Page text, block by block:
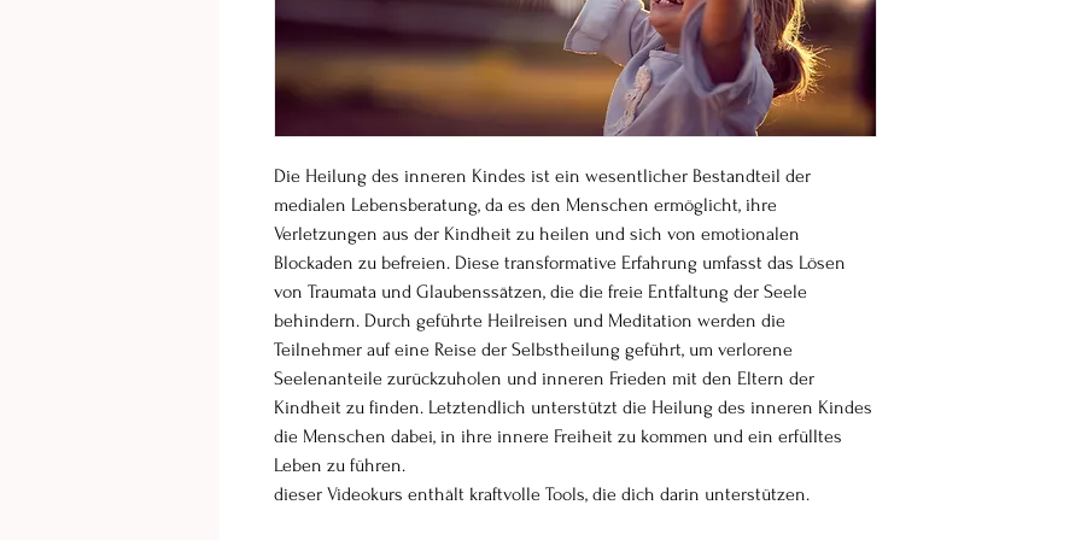
Die Heilung des inneren Kindes ist ein wesentlicher Bestandteil der
medialen Lebensberatung, da es den Menschen ermöglicht, ihre
Verletzungen aus der Kindheit zu heilen und sich von emotionalen
Blockaden zu befreien. Diese transformative Erfahrung umfasst das Lösen
von Traumata und Glaubenssätzen, die die freie Entfaltung der Seele
behindern. Durch geführte Heilreisen und Meditation werden die
Teilnehmer auf eine Reise der Selbstheilung geführt, um verlorene
Seelenanteile zurückzuholen und inneren Frieden mit den Eltern der
Kindheit zu finden. Letztendlich unterstützt die Heilung des inneren Kindes
die Menschen dabei, in ihre innere Freiheit zu kommen und ein erfülltes
Leben zu führen.
dieser Videokurs enthält kraftvolle Tools, die dich darin unterstützen.